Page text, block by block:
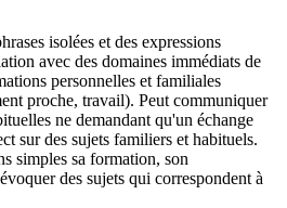
isolées et des expressions
avec des domaines immédiats de
personnelles et familiales
proche, travail). Peut communiquer
ne demandant qu'un échange
sur des sujets familiers et habituels.
simples sa formation, son
des sujets qui correspondent à